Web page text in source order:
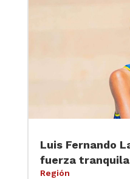
Luis Fernando
fuerza tranquila
Región